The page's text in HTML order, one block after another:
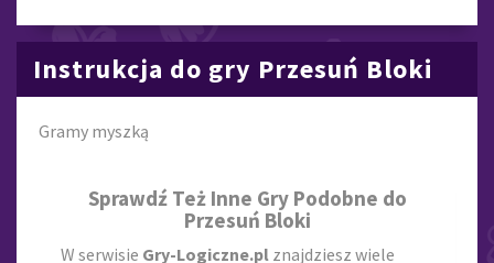
Instrukcja do gry Przesuń Bloki
Gramy myszką
Sprawdź Też Inne Gry Podobne do
Przesuń Bloki
W serwisie Gry-Logiczne.pl znajdziesz wiele